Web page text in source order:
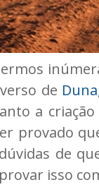
de Duna
a
provado
de
isso